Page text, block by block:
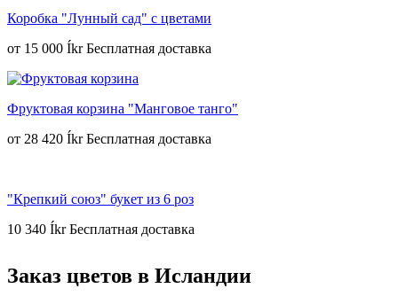
Коробка "Лунный сад" с цветами
от 15 000 Íkr
Фруктовая корзина "Манговое танго"
от 28 420 Íkr
"Крепкий союз" букет из 6 роз
10 340 Íkr
Заказ цветов в Исландии